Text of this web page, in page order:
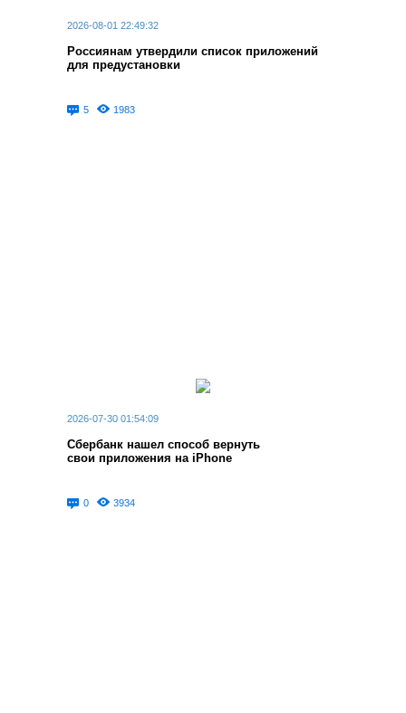
2026-08-01 22:49:32
Россиянам утвердили список приложений
для предустановки
5 1983
2026-07-30 01:54:09
Сбербанк нашел способ вернуть
свои приложения на iPhone
0 3934